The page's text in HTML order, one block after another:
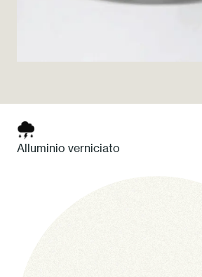
Alluminio verniciato